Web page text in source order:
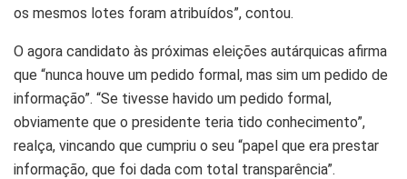
os mesmos lotes foram atribuídos”, contou.
O agora candidato às próximas eleições autárquicas afirma
que “nunca houve um pedido formal, mas sim um pedido de
informação”. “Se tivesse havido um pedido formal,
obviamente que o presidente teria tido conhecimento”,
realça, vincando que cumpriu o seu “papel que era prestar
informação, que foi dada com total transparência”.